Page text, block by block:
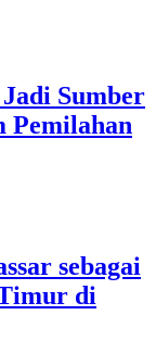
Sumber
Pemilahan
sebagai
di